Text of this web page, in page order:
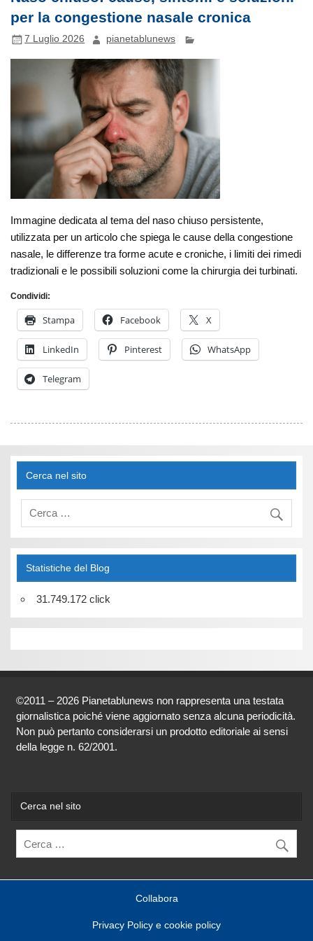
per la congestione nasale cronica
7 Luglio 2026 pianetablunews
Immagine dedicata al tema del naso chiuso persistente,
utilizzata per un articolo che spiega le cause della congestione
nasale, le differenze tra forme acute e croniche, i limiti dei rimedi
tradizionali e le possibili soluzioni come la chirurgia dei turbinati.
Condividi:
Stampa Facebook X
LinkedIn Pinterest WhatsApp
Telegram
Cerca nel sito
Statistiche del Blog
31.749.172 click
©2011 – 2026 Pianetablunews non rappresenta una testata
giornalistica poiché viene aggiornato senza alcuna periodicità.
Non può pertanto considerarsi un prodotto editoriale ai sensi
della legge n. 62/2001.
Cerca nel sito
Collabora
Privacy Policy e cookie policy